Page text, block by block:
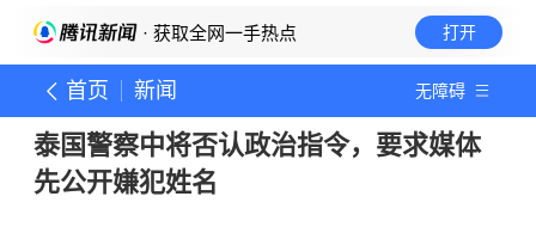
· 获取全网一手热点 打开
首页 新闻 无障碍
泰国警察中将否认政治指令，要求媒体
先公开嫌犯姓名